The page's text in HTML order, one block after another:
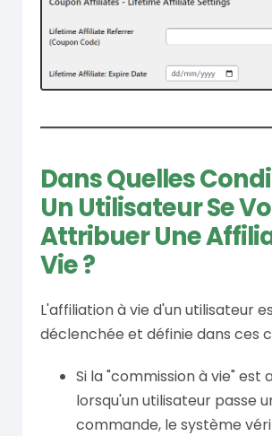
Dans Quelles
Un Utilisateur Se
Attribuer Une
Vie ?
L'affiliation à vie d'un utilisateur
déclenchée et définie dans ces
Si la "commission à vie" est
lorsqu'un utilisateur passe
commande, le système